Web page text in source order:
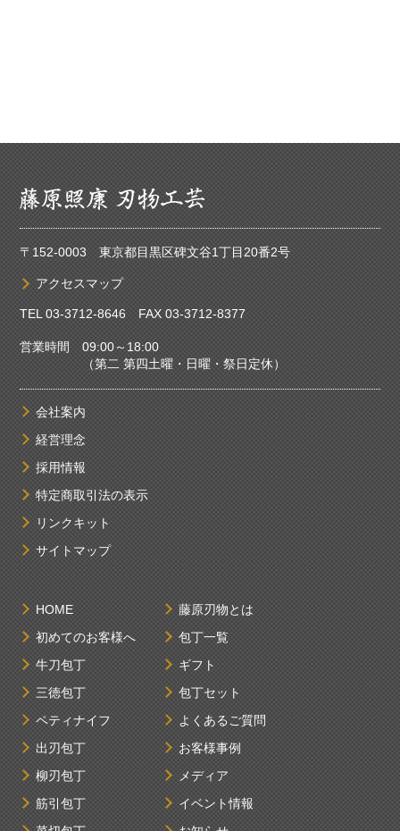
〒152-0003 東京都目黒区碑文谷1丁目20番2号
アクセスマップ
TEL03-3712-8646FAX 03-3712-8377
営業時間 09:00～18:00
（第二 第四土曜・日曜・祭日定休）
会社案内
経営理念
採用情報
特定商取引法の表示
リンクキット
サイトマップ
HOME
初めてのお客様へ
牛刀包丁
三徳包丁
ペティナイフ
出刃包丁
柳刃包丁
筋引包丁
藤原刃物とは
包丁一覧
ギフト
包丁セット
よくあるご質問
お客様事例
メディア
イベント情報